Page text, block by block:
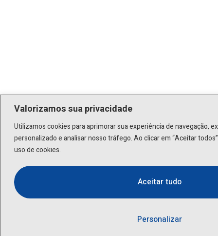
Valorizamos sua privacidade
Utilizamos cookies para aprimorar sua experiência de navegação,
personalizado e analisar nosso tráfego. Ao clicar em “Aceitar
uso de cookies.
Personalizar
Aceitar tudo